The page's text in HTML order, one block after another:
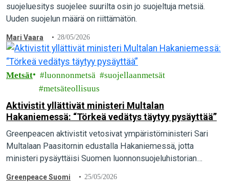
suojeluesitys suojelee suurilta osin jo suojeltuja metsiä.
Uuden suojelun määrä on riittämätön.
Mari Vaara 28/05/2026
Metsät luonnonmetsä
suojellaanmetsät
metsäteollisuus
Aktivistit yllättivät ministeri Multalan
Hakaniemessä: “Törkeä vedätys täytyy pysäyttää”
Greenpeacen aktivistit vetosivat ympäristöministeri Sari
Multalaan Paasitornin edustalla Hakaniemessä, jotta
ministeri pysäyttäisi Suomen luonnonsuojeluhistorian
metsätalousministeriön valmistelema törkeä vedätys täytyy
Greenpeace Suomi 25/05/2026